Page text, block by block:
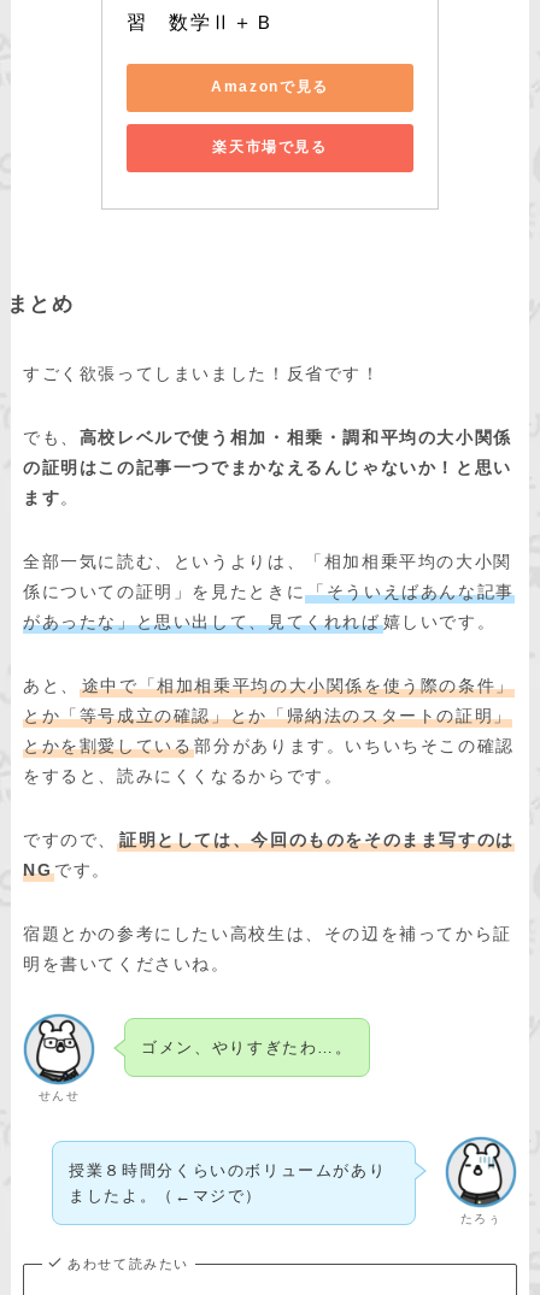
習　数学Ⅱ＋Ｂ
Amazonで見る
楽天市場で見る
まとめ
すごく欲張ってしまいました！反省です！
でも、 高校レベルで使う相加・相乗・調和平均の大小関係
の証明はこの記事一つでまかなえるんじゃないか！と思い
ます。
全部一気に読む、というよりは、「相加相乗平均の大小関
係についての証明」を見たときに「そういえばあんな記事
があったな」と思い出して、見てくれれば嬉しいです。
あと、
途中で「相加相乗平均の大小関係を使う際の条件」
とか「等号成立の確認」とか「帰納法のスタートの証明」
とかを割愛している部分があります。いちいちそこの確認
をすると、読みにくくなるからです。
ですので、証明としては、今回のものをそのまま写すのは
NGです。
宿題とかの参考にしたい高校生は、その辺を補ってから証
明を書いてくださいね。
せんせ
ゴメン、やりすぎたわ…。
たろぅ
授業８時間分くらいのボリュームがあり
ましたよ。（←マジで）
あわせて読みたい